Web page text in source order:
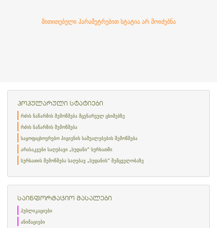
მითითებული პარამეტრებით სტატია არ მოიძებნა
პოპულარული სტატიები
რძის ნაწარმის შემოწმება მცენარეულ ცხიმებზე
რძის ნაწარმის შემოწმება
საყოფაცხოვრებო ჰიგიენის საშუალებების შემოწმება
არასაკვები საღებავი „სუდანი“ სურსათში
სურსათის შემოწმება საღებავ „სუდანის“ შემცველობაზე
საინფორმაციო მასალები
პუბლიკაციები
ანიმაციები